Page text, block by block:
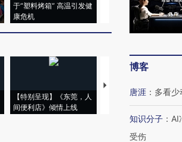
于“塑料烤箱” 高温引发健
康危机
粒摇头丸 尿检体内含3
【特别呈现】《东莞，人
间便利店》倾情上线
【推广】走进第四届链博
会，让数智科技“链”接
博客
唐涯 ： 多看少
知识分子 ： AI
受伤